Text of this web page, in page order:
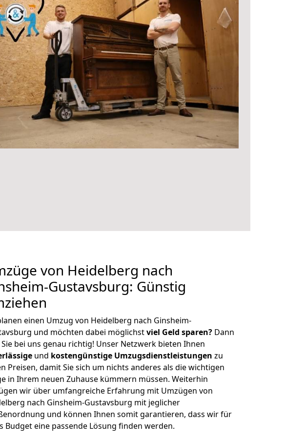
von Heidelberg nach
Gustavsburg: Günstig
einen Umzug von Heidelberg nach Ginsheim-
und möchten dabei möglichstviel Geld sparen? Dann
bei uns genau richtig! Unser Netzwerk bieten Ihnen
und kostengünstige Umzugsdienstleistungen zu
Preisen, damit Sie sich um nichts anderes als die wichtigen
in Ihrem neuen Zuhause kümmern müssen. Weiterhin
wir über umfangreiche Erfahrung mit Umzügen von
nach Ginsheim-Gustavsburg mit jeglicher
und können Ihnen somit garantieren, dass wir für
Budget eine passende Lösung finden werden.